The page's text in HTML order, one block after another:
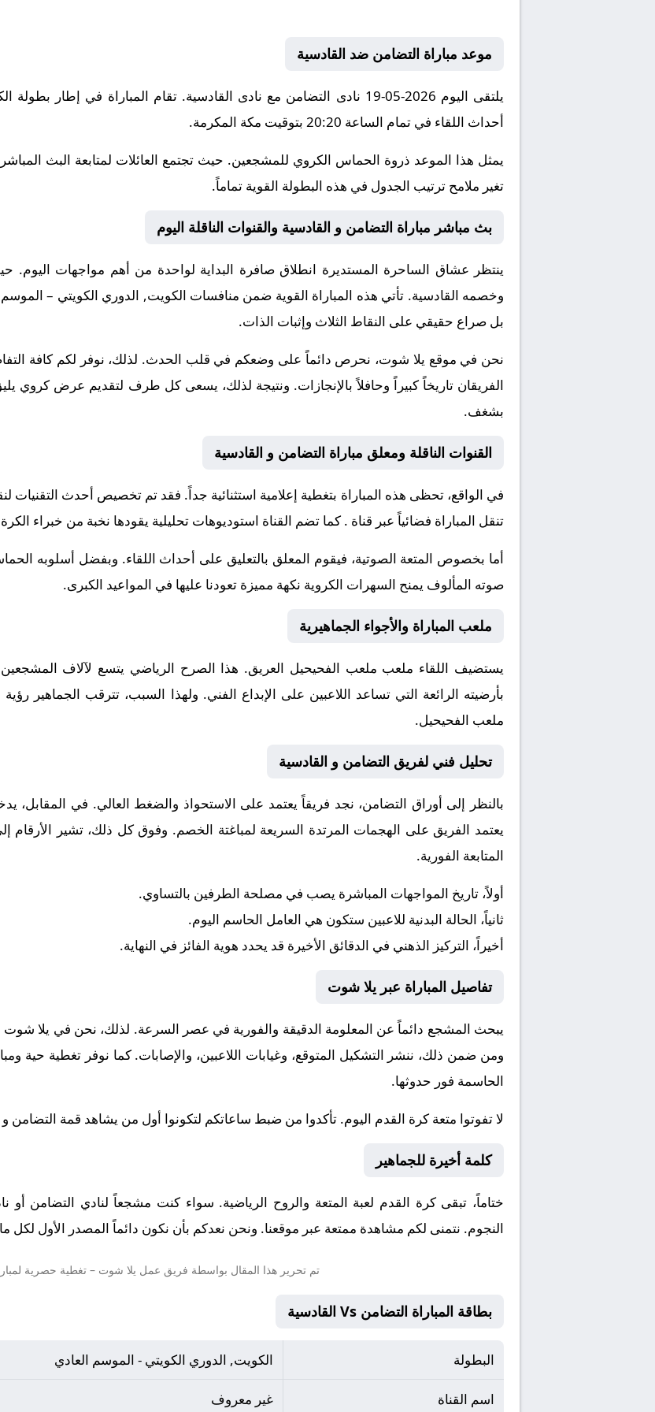
موعد مباراة التضامن ضد القادسية
يلتقى اليوم 2026-05-19 نادى التضامن مع نادى القادسية. تقام المباراة في
أحداث اللقاء في تمام الساعة 20:20 بتوقيت مكة المكرمة.
يمثل هذا الموعد ذروة الحماس الكروي للمشجعين. حيث تجتمع العائلات لمتابعة البث
تغير ملامح ترتيب الجدول في هذه البطولة القوية تماماً.
بث مباشر مباراة التضامن و القادسية والقنوات الناقلة اليوم
ينتظر عشاق الساحرة المستديرة انطلاق صافرة البداية لواحدة من أهم مواجهات اليوم.
وخصمه القادسية. تأتي هذه المباراة القوية ضمن منافسات الكويت, الدوري الكويتي – الموسم
بل صراع حقيقي على النقاط الثلاث وإثبات الذات.
نحن في موقع يلا شوت، نحرص دائماً على وضعكم في قلب الحدث. لذلك، نوفر لكم كافة
الفريقان تاريخاً كبيراً وحافلاً بالإنجازات. ونتيجة لذلك، يسعى كل طرف لتقديم عرض كروي
بشغف.
القنوات الناقلة ومعلق مباراة التضامن و القادسية
في الواقع، تحظى هذه المباراة بتغطية إعلامية استثنائية جداً. فقد تم تخصيص أحدث
تنقل المباراة فضائياً عبر قناة . كما تضم القناة استوديوهات تحليلية يقودها نخبة من خبراء الكرة
أما بخصوص المتعة الصوتية، فيقوم المعلق بالتعليق على أحداث اللقاء. وبفضل أسلوبه
صوته المألوف يمنح السهرات الكروية نكهة مميزة تعودنا عليها في المواعيد الكبرى.
ملعب المباراة والأجواء الجماهيرية
يستضيف اللقاء ملعب ملعب الفحيحيل العريق. هذا الصرح الرياضي يتسع لآلاف
بأرضيته الرائعة التي تساعد اللاعبين على الإبداع الفني. ولهذا السبب، تترقب الجماهير
ملعب الفحيحيل.
تحليل فني لفريق التضامن و القادسية
بالنظر إلى أوراق التضامن، نجد فريقاً يعتمد على الاستحواذ والضغط العالي. في المقابل،
يعتمد الفريق على الهجمات المرتدة السريعة لمباغتة الخصم. وفوق كل ذلك، تشير الأرقام
المتابعة الفورية.
أولاً، تاريخ المواجهات المباشرة يصب في مصلحة الطرفين بالتساوي.
ثانياً، الحالة البدنية للاعبين ستكون هي العامل الحاسم اليوم.
أخيراً، التركيز الذهني في الدقائق الأخيرة قد يحدد هوية الفائز في النهاية.
تفاصيل المباراة عبر يلا شوت
يبحث المشجع دائماً عن المعلومة الدقيقة والفورية في عصر السرعة. لذلك، نحن في يلا شوت
ومن ضمن ذلك، ننشر التشكيل المتوقع، وغيابات اللاعبين، والإصابات. كما نوفر تغطية حية
الحاسمة فور حدوثها.
لا تفوتوا متعة كرة القدم اليوم. تأكدوا من ضبط ساعاتكم لتكونوا أول من يشاهد قمة التضامن و
كلمة أخيرة للجماهير
ختاماً، تبقى كرة القدم لعبة المتعة والروح الرياضية. سواء كنت مشجعاً لنادي التضامن أو
النجوم. نتمنى لكم مشاهدة ممتعة عبر موقعنا. ونحن نعدكم بأن نكون دائماً المصدر الأول لكل ما
تم تحرير هذا المقال بواسطة فريق عمل يلا شوت – تغطية حصرية
بطاقة المباراة التضامن Vs القادسية
البطولة الكويت, الدوري الكويتي - الموسم العادي
اسم القناة غير معروف